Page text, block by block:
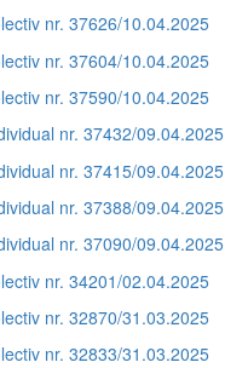
nr. 37626/10.04.2025
nr. 37604/10.04.2025
nr. 37590/10.04.2025
nr. 37432/09.04.2025
nr. 37415/09.04.2025
nr. 37388/09.04.2025
nr. 37090/09.04.2025
nr. 34201/02.04.2025
nr. 32870/31.03.2025
nr. 32833/31.03.2025